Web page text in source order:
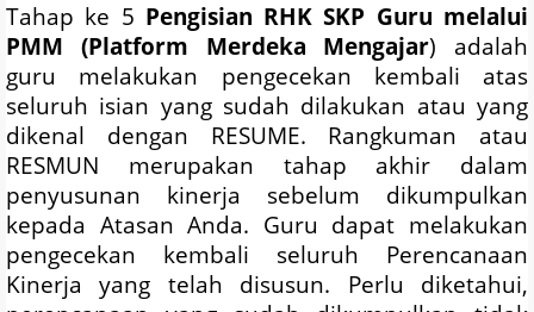
Tahap ke 5 Pengisian RHK SKP Guru melalui
PMM (Platform Merdeka Mengajar) adalah
guru melakukan pengecekan kembali atas
seluruh isian yang sudah dilakukan atau yang
dikenal dengan RESUME. Rangkuman atau
RESMUN merupakan tahap akhir dalam
penyusunan kinerja sebelum dikumpulkan
kepada Atasan Anda. Guru dapat melakukan
pengecekan kembali seluruh Perencanaan
Kinerja yang telah disusun. Perlu diketahui,